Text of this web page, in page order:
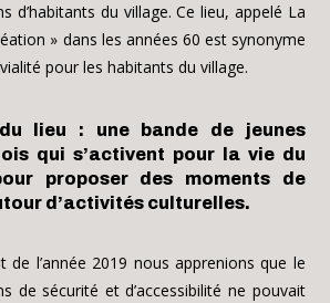
d’habitants du village. Ce lieu, appelé La
» dans les années 60 est synonyme
pour les habitants du village.
lieu : une bande de jeunes
qui s’activent pour la vie du
proposer des moments de
d’activités culturelles.
de l’année 2019 nous apprenions que le
de sécurité et d’accessibilité ne pouvait